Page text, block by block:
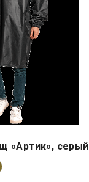
«Артик», серый